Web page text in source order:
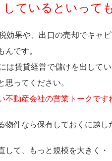
しているといって
効果や、出口の売却でキャ
んです。
は賃貸経営で儲けを出して
思ってください。
不動産会社の営業トークです
物件なら保有しておくに越し
して、もっと規模を大きく・